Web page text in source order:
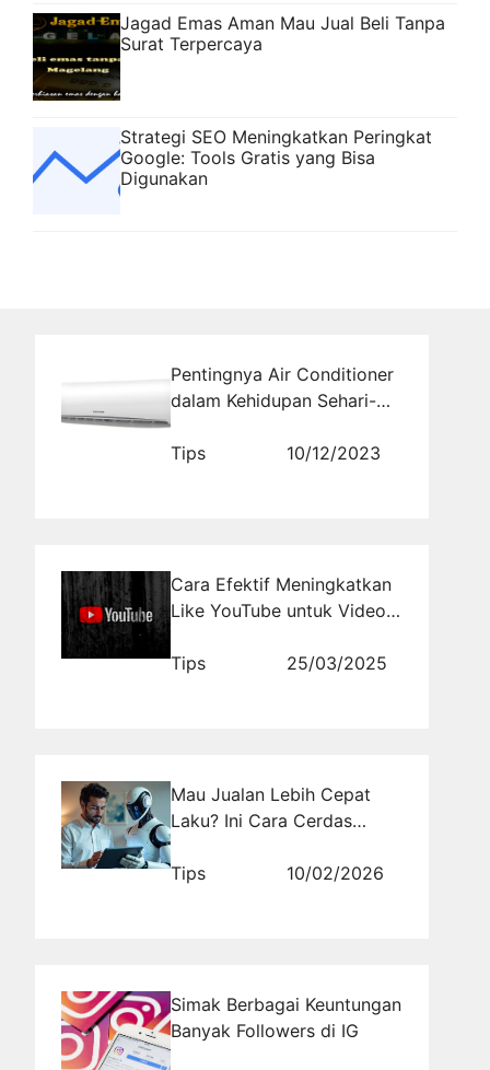
Jagad Emas Aman Mau Jual Beli Tanpa
Surat Terpercaya
Strategi SEO Meningkatkan Peringkat
Google: Tools Gratis yang Bisa
Digunakan
Pentingnya Air Conditioner
dalam Kehidupan Sehari-
Tips
10/12/2023
Cara Efektif Meningkatkan
Like YouTube untuk Video
Tips
25/03/2025
Mau Jualan Lebih Cepat
Laku? Ini Cara Cerdas
untuk Riset Produk!
Tips 10/02/2026
Simak Berbagai Keuntungan
Banyak Followers di IG